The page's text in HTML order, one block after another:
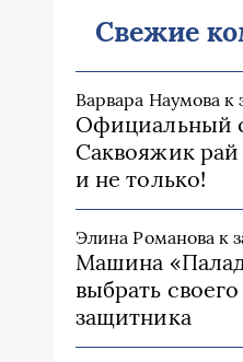
Свежие
Варвара Наумова к
Официальный
Саквояжик
и не только!
Элина Романова к
Машина
выбрать
защитника